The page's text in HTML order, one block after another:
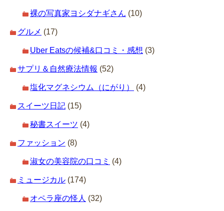
裸の写真家ヨシダナギさん (10)
グルメ (17)
Uber Eatsの候補&口コミ・感想 (3)
サプリ＆自然療法情報 (52)
塩化マグネシウム（にがり） (4)
スイーツ日記 (15)
秘書スイーツ (4)
ファッション (8)
淑女の美容院の口コミ (4)
ミュージカル (174)
オペラ座の怪人 (32)